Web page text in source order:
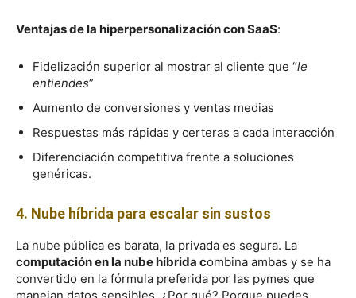
Ventajas de la hiperpersonalización con SaaS:
Fidelización superior al mostrar al cliente que “le
entiendes”
Aumento de conversiones y ventas medias
Respuestas más rápidas y certeras a cada interacción
Diferenciación competitiva frente a soluciones
genéricas.
4. Nube híbrida para escalar sin sustos
La nube pública es barata, la privada es segura. La
computación en la nube híbrida combina ambas y se ha
convertido en la fórmula preferida por las pymes que